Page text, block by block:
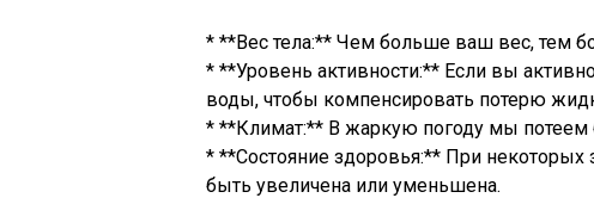
* **Вес тела:** Чем больше ваш вес, тем
* **Уровень активности:** Если вы
воды, чтобы компенсировать потерю
* **Климат:** В жаркую погоду мы
* **Состояние здоровья:** При некоторых
быть увеличена или уменьшена.